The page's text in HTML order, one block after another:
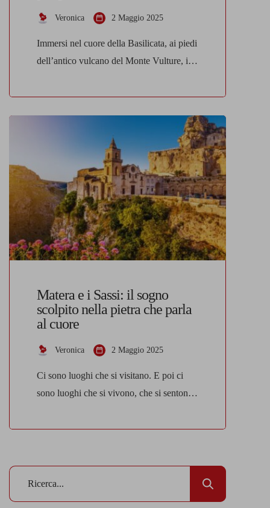
Veronica 2 Maggio 2025
Immersi nel cuore della Basilicata, ai piedi
dell’antico vulcano del Monte Vulture, i
delle oasi naturali più affascinanti d’Italia.
Questi due laghi vulcanici, il Lago Piccolo
millenni di attività geologica e oggi
offrono uno scenario incantevole per chi
cerca tranquillità, bellezza e […]
Matera e i Sassi: il sogno
scolpito nella pietra che parla
al cuore
Veronica 2 Maggio 2025
Ci sono luoghi che si visitano. E poi ci
sono luoghi che si vivono, che si sentono
dentro lentamente, lasciando una traccia.
mura che raccontano storie senza tempo.